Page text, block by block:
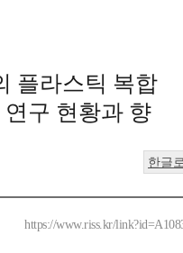
플라스틱 복합
구 현황과 향
한글
https://www.riss.kr/